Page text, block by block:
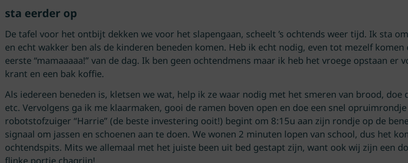
sta eerder op
De tafel voor het ontbijt dekken we voor het slapengaan, scheelt ’s ochtends weer tijd. Ik sta
en echt wakker ben als de kinderen beneden komen. Heb ik echt nodig, even tot mezelf
eerste “mamaaaaa!” van de dag. Ik ben geen ochtendmens maar ik heb het vroege opstaan er
krant en een bak koffie.
Als iedereen beneden is, kletsen we wat, help ik ze waar nodig met het smeren van brood,
etc. Vervolgens ga ik me klaarmaken, gooi de ramen boven open en doe een snel
robotstofzuiger “Harrie” (de beste investering ooit!) begint om 8:15u aan zijn rondje op de
signaal om jassen en schoenen aan te doen. We wonen 2 minuten lopen van school, dus het
ochtendspits. Mits we allemaal met het juiste been uit bed gestapt zijn, want ook wij zijn een
flinke portie chagrijn!